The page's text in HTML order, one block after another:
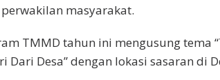
masyarakat.
TMMD tahun ini mengusung tema
Dari Desa” dengan lokasi sasaran di